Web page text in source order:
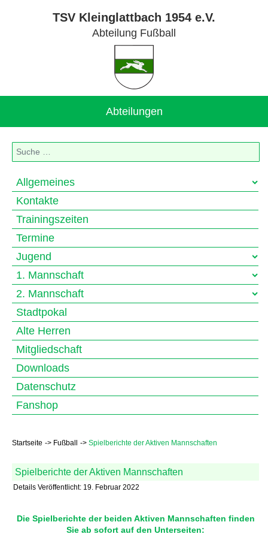
TSV Kleinglattbach 1954 e.V.
Abteilung Fußball
Abteilungen
Suchen
Allgemeines
Kontakte
Trainingszeiten
Termine
Jugend
1. Mannschaft
2. Mannschaft
Stadtpokal
Alte Herren
Mitgliedschaft
Downloads
Datenschutz
Fanshop
Startseite Fußball Spielberichte der Aktiven Mannschaften
Spielberichte der Aktiven Mannschaften
Details Veröffentlicht: 19. Februar 2022
Die Spielberichte der beiden Aktiven Mannschaften finden
Sie ab sofort auf den Unterseiten: